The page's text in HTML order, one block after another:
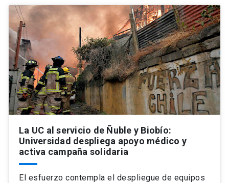
La UC al servicio de Ñuble y Biobío:
Universidad despliega apoyo médico y
activa campaña solidaria
El esfuerzo contempla el despliegue de equipos